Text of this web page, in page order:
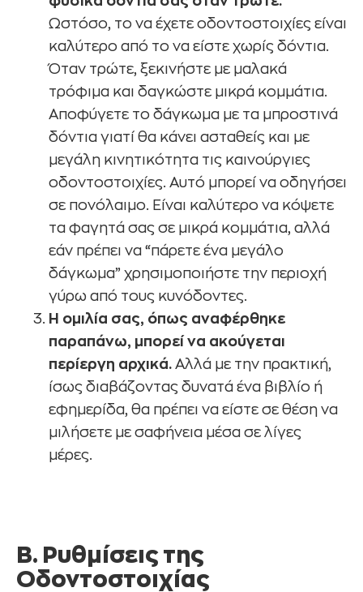
Ωστόσο, το να έχετε οδοντοστοιχίες είναι
καλύτερο από το να είστε χωρίς δόντια.
Όταν τρώτε, ξεκινήστε με μαλακά
τρόφιμα και δαγκώστε μικρά κομμάτια.
Αποφύγετε το δάγκωμα με τα μπροστινά
δόντια γιατί θα κάνει ασταθείς και με
μεγάλη κινητικότητα τις καινούργιες
οδοντοστοιχίες. Αυτό μπορεί να οδηγήσει
σε πονόλαιμο. Είναι καλύτερο να κόψετε
τα φαγητά σας σε μικρά κομμάτια, αλλά
εάν πρέπει να “πάρετε ένα μεγάλο
δάγκωμα” χρησιμοποιήστε την περιοχή
γύρω από τους κυνόδοντες.
Η ομιλία σας, όπως αναφέρθηκε
παραπάνω, μπορεί να ακούγεται
περίεργη αρχικά. Αλλά με την πρακτική,
ίσως διαβάζοντας δυνατά ένα βιβλίο ή
εφημερίδα, θα πρέπει να είστε σε θέση να
μιλήσετε με σαφήνεια μέσα σε λίγες
μέρες.
Β. Ρυθμίσεις της
Οδοντοστοιχίας